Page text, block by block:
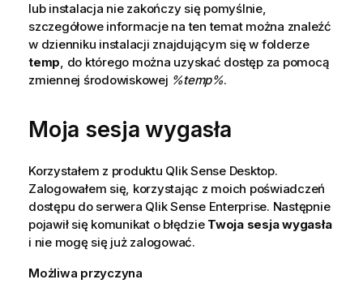
lub instalacja nie zakończy się pomyślnie,
szczegółowe informacje na ten temat można znaleźć
w dzienniku instalacji znajdującym się w folderze
temp, do którego można uzyskać dostęp za pomocą
zmiennej środowiskowej %temp%.
Moja sesja wygasła
Korzystałem z produktu Qlik Sense Desktop.
Zalogowałem się, korzystając z moich poświadczeń
dostępu do serwera Qlik Sense Enterprise. Następnie
pojawił się komunikat o błędzie Twoja sesja wygasła
i nie mogę się już zalogować.
Możliwa przyczyna